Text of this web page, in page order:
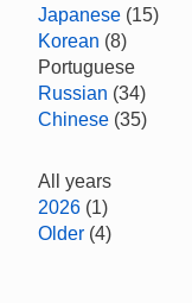
Japanese (15)
Korean (8)
Portuguese
Russian (34)
Chinese (35)
All years
2026 (1)
Older (4)